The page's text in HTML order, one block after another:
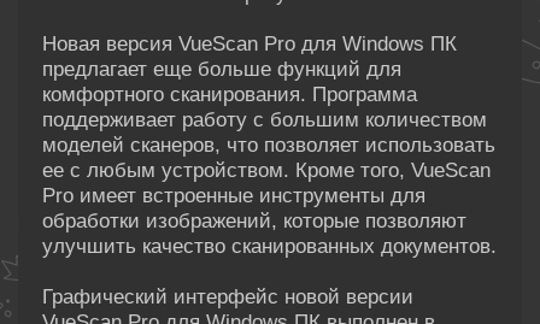
Новая версия VueScan Pro для Windows ПК
предлагает еще больше функций для
комфортного сканирования. Программа
поддерживает работу с большим количеством
моделей сканеров, что позволяет использовать
ее с любым устройством. Кроме того, VueScan
Pro имеет встроенные инструменты для
обработки изображений, которые позволяют
улучшить качество сканированных документов.
Графический интерфейс новой версии